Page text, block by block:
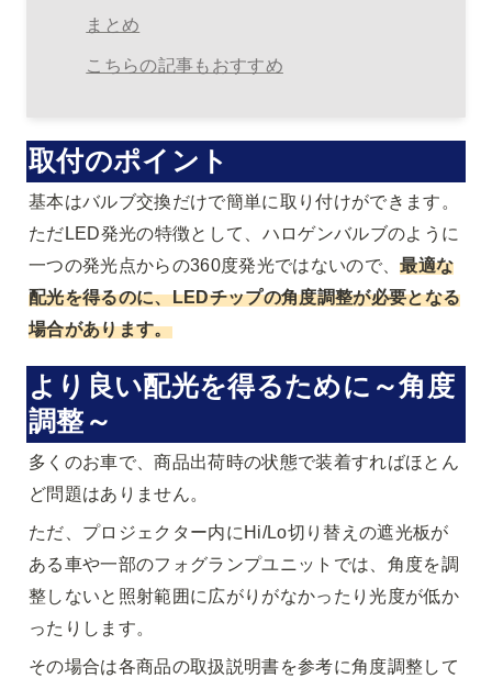
まとめ
こちらの記事もおすすめ
取付のポイント
基本はバルブ交換だけで簡単に取り付けができます。
ただLED発光の特徴として、ハロゲンバルブのように
一つの発光点からの360度発光ではないので、最適な
配光を得るのに、LEDチップの角度調整が必要となる
場合があります。
より良い配光を得るために～角度
調整～
多くのお車で、商品出荷時の状態で装着すればほとん
ど問題はありません。
ただ、プロジェクター内にHi/Lo切り替えの遮光板が
ある車や一部のフォグランプユニットでは、角度を調
整しないと照射範囲に広がりがなかったり光度が低か
ったりします。
その場合は各商品の取扱説明書を参考に角度調整して